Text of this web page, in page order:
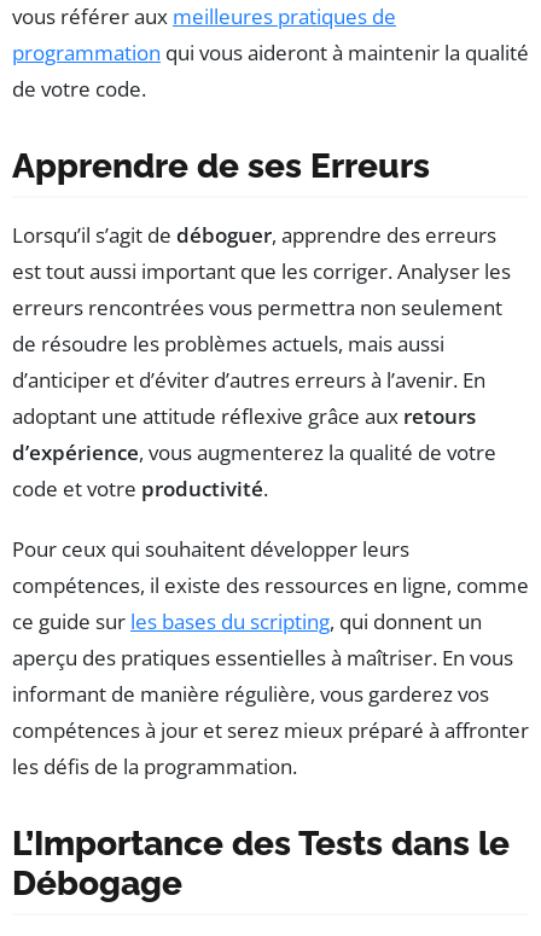
vous référer aux meilleures pratiques de
programmation qui vous aideront à maintenir la qualité
de votre code.
Apprendre de ses Erreurs
Lorsqu’il s’agit de déboguer, apprendre des erreurs
est tout aussi important que les corriger. Analyser les
erreurs rencontrées vous permettra non seulement
de résoudre les problèmes actuels, mais aussi
d’anticiper et d’éviter d’autres erreurs à l’avenir. En
adoptant une attitude réflexive grâce aux retours
d’expérience, vous augmenterez la qualité de votre
code et votre productivité.
Pour ceux qui souhaitent développer leurs
compétences, il existe des ressources en ligne, comme
ce guide sur les bases du scripting, qui donnent un
aperçu des pratiques essentielles à maîtriser. En vous
informant de manière régulière, vous garderez vos
compétences à jour et serez mieux préparé à affronter
les défis de la programmation.
L’Importance des Tests dans le
Débogage